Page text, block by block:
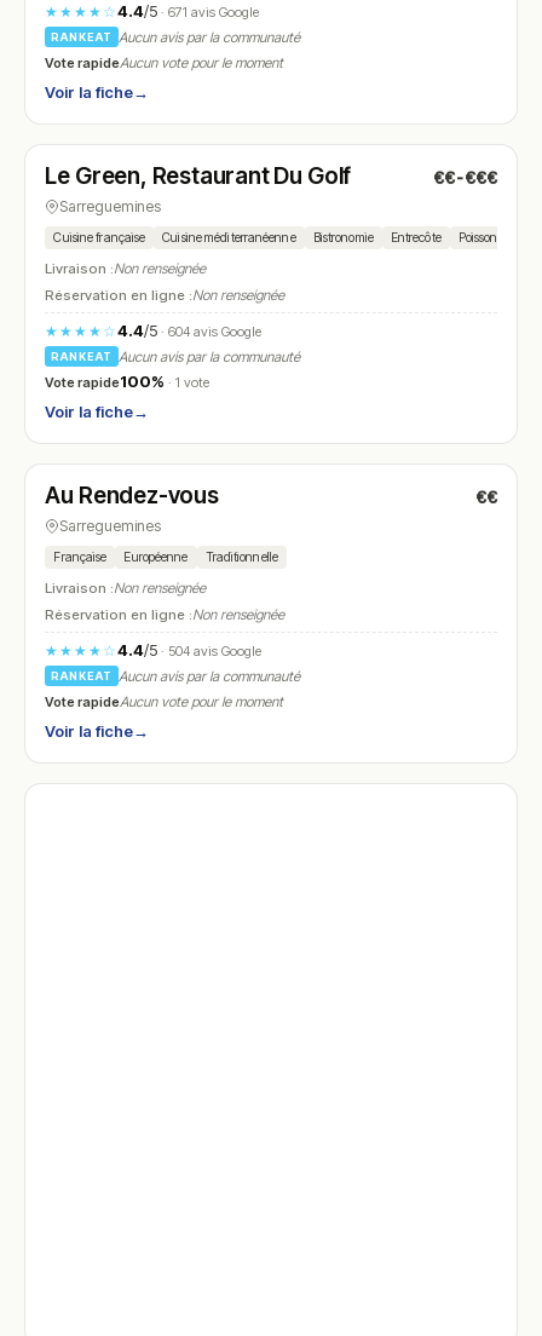
★★★★☆4.4/5· 671 avis Google
RANKEAT
Aucun avis par la communauté
Vote rapideAucun vote pour le moment
Voir la fiche→
N° 27
Le Green, Restaurant Du Golf €€-€€€
Sarreguemines
Cuisine française Cuisine méditerranéenne Bistronomie Entrecôte Poisson
Livraison :Non renseignée
Réservation en ligne :Non renseignée
★★★★☆4.4/5· 604 avis Google
RANKEAT
Aucun avis par la communauté
Vote rapide100% · 1 vote
Voir la fiche→
N° 28
Au Rendez-vous €€
Sarreguemines
Française Européenne Traditionnelle
Livraison :Non renseignée
Réservation en ligne :Non renseignée
★★★★☆4.4/5· 504 avis Google
RANKEAT
Aucun avis par la communauté
Vote rapideAucun vote pour le moment
Voir la fiche→